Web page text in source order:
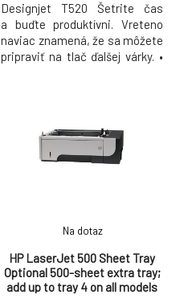
Designjet T520 Šetrite čas
a buďte produktívni. Vreteno
naviac znamená, že sa môžete
pripraviť na tlač ďalšej várky. •
HP LaserJet 500 Sheet Tray
Optional 500-sheet extra tray;
add up to tray 4 on all models
Na dotaz